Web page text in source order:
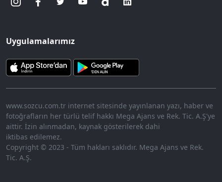
Uygulamalarımız
www.sozcu.com.tr internet sitesinde yayınlanan yazı, haber ve
fotoğrafların her türlü telif hakkı Mega Ajans ve Rek. Tic. A.Ş'ye
aittir. İzin alınmadan, kaynak gösterilerek dahi
iktibas edilemez.
Copyright © 2023 - Tüm hakları saklıdır. Mega Ajans ve Rek.
Tic. A.Ş.